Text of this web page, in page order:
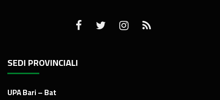
SEDI PROVINCIALI
UPA Bari – Bat